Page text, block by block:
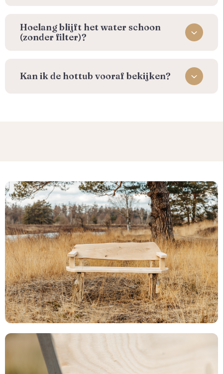
Hoelang blijft het water schoon
(zonder filter)?
Kan ik de hottub vooraf bekijken?